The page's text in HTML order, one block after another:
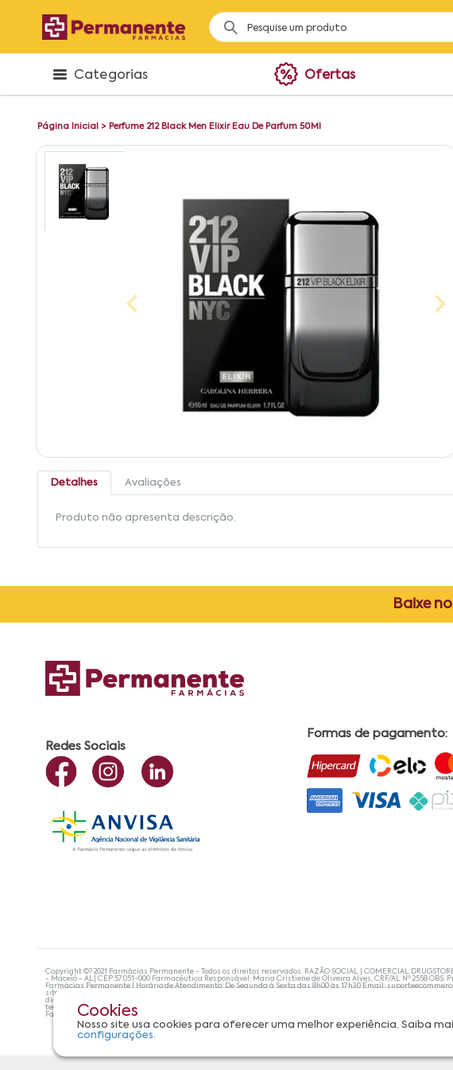
Categorias Ofertas
Página Inicial > Perfume 212 Black Men Elixir Eau De Parfum 50Ml
Detalhes Avaliações
Produto não apresenta descrição.
Cookies
Nosso site usa cookies para oferecer uma melhor experiência. Saiba
configurações.
Baixe
Redes Sociais
Formas de pagamento:
Copyright ©? 2021 Farmácias Permanente - Todos os direitos reservados. RAZÃO SOCIAL | COMERCIAL
- Maceió - AL| CEP:57.051-000 Farmacêutica Responsável: Maria Cristiene de Oliveira Alves, CRF/AL Nº 2558
Farmácias Permanente | Horário de Atendimento: De Segunda à Sexta das 8h00 às 17h30 Email:
site não devem ser utilizadas para automedicação e, de forma alguma, substituem as orientações de um
diagnosticar problemas de saúde e prescrever o tratamento adequado. Se os sintomas persistirem, um médico
tecnologias mais avançadas de proteção de dados, para que você possa realizar suas compras com
Farmácias Permanente. Todos os pedidos efetuados estão sujeitos à confirmação da disponibilidade de produto